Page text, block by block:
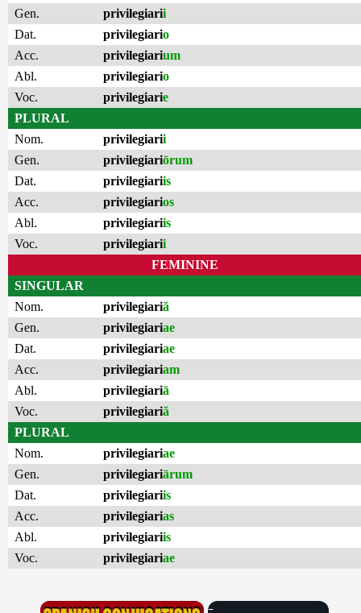
Gen.
privilegiarii
Dat.
privilegiario
Acc.
privilegiarium
Abl.
privilegiario
Voc.
privilegiarie
PLURAL
Nom.
privilegiarii
Gen.
privilegiariōrum
Dat.
privilegiariis
Acc.
privilegiarios
Abl.
privilegiariis
Voc.
privilegiarii
FEMININE
SINGULAR
Nom.
privilegiariă
Gen.
privilegiariae
Dat.
privilegiariae
Acc.
privilegiariam
Abl.
privilegiariā
Voc.
privilegiariă
PLURAL
Nom.
privilegiariae
Gen.
privilegiariārum
Dat.
privilegiariis
Acc.
privilegiarias
Abl.
privilegiariis
Voc.
privilegiariae
×